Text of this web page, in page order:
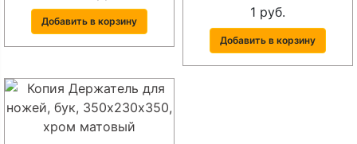
Добавить в корзину
1 руб.
Добавить в корзину